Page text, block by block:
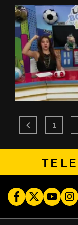
1
FacebookTwitter